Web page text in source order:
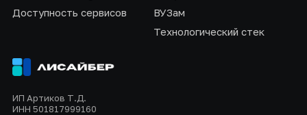
Доступность сервисов
ВУЗам
Технологический стек
ИП Артиков Т.Д.
ИНН 501817999160